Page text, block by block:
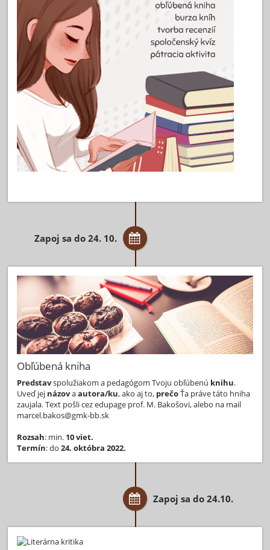
Zapoj sa do 24. 10.
Obľúbená kniha
Predstavspolužiakom a pedagógom Tvoju obľúbenú knihu.
Uveď jej názovaautora/ku, ako aj to, prečoŤa práve táto hniha
zaujala. Text pošli cez edupage prof. M. Bakošovi, alebo na mail
marcel.bakos@gmk-bb.sk
Rozsah: min. 10 viet.
Termín: do24. októbra 2022.
Zapoj sa do 24.10.